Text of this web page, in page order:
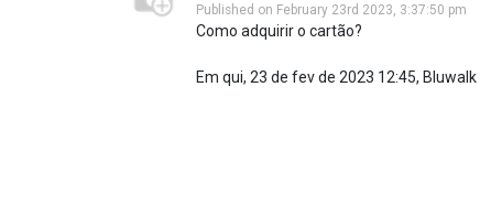
Published on February 23rd 2023, 3:37:50 pm
Como adquirir o cartão?
Em qui, 23 de fev de 2023 12:45, Bluwalk